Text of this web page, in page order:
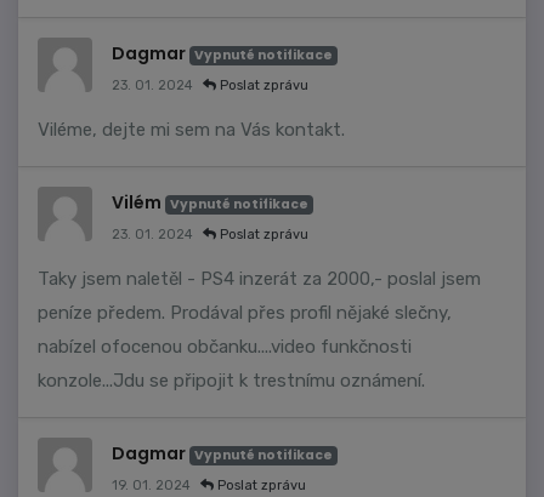
Dagmar Vypnuté notifikace
23. 01. 2024 Poslat zprávu
Viléme, dejte mi sem na Vás kontakt.
Vilém Vypnuté notifikace
23. 01. 2024 Poslat zprávu
Taky jsem naletěl - PS4 inzerát za 2000,- poslal jsem
peníze předem. Prodával přes profil nějaké slečny,
nabízel ofocenou občanku....video funkčnosti
konzole...Jdu se připojit k trestnímu oznámení.
Dagmar Vypnuté notifikace
19. 01. 2024 Poslat zprávu